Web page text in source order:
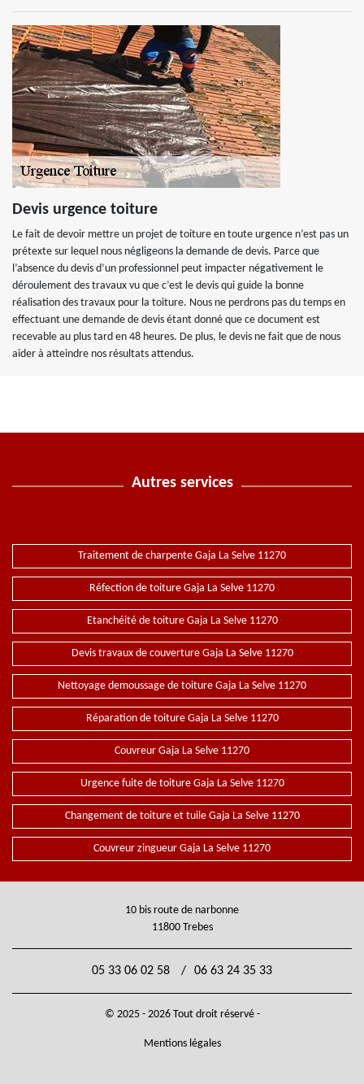
Devis urgence toiture
Le fait de devoir mettre un projet de toiture en toute urgence n’est pas un
prétexte sur lequel nous négligeons la demande de devis. Parce que
l’absence du devis d’un professionnel peut impacter négativement le
déroulement des travaux vu que c’est le devis qui guide la bonne
réalisation des travaux pour la toiture. Nous ne perdrons pas du temps en
effectuant une demande de devis étant donné que ce document est
recevable au plus tard en 48 heures. De plus, le devis ne fait que de nous
aider à atteindre nos résultats attendus.
Autres services
Traitement de charpente Gaja La Selve 11270
Réfection de toiture Gaja La Selve 11270
Etanchéité de toiture Gaja La Selve 11270
Devis travaux de couverture Gaja La Selve 11270
Nettoyage demoussage de toiture Gaja La Selve 11270
Réparation de toiture Gaja La Selve 11270
Couvreur Gaja La Selve 11270
Urgence fuite de toiture Gaja La Selve 11270
Changement de toiture et tuile Gaja La Selve 11270
Couvreur zingueur Gaja La Selve 11270
10 bis route de narbonne
11800 Trebes
05 33 06 02 58 / 06 63 24 35 33
© 2025 - 2026 Tout droit réservé -
Mentions légales